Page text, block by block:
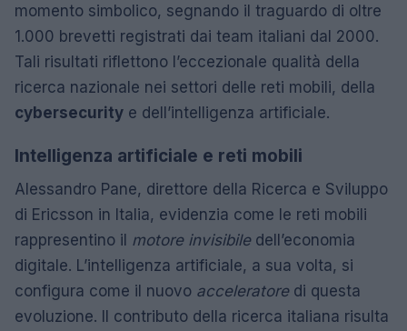
momento simbolico, segnando il traguardo di oltre
1.000 brevetti registrati dai team italiani dal 2000.
Tali risultati riflettono l’eccezionale qualità della
ricerca nazionale nei settori delle reti mobili, della
cybersecurity e dell’intelligenza artificiale.
Intelligenza artificiale e reti mobili
Alessandro Pane, direttore della Ricerca e Sviluppo
di Ericsson in Italia, evidenzia come le reti mobili
rappresentino il motore invisibiledell’economia
digitale. L’intelligenza artificiale, a sua volta, si
configura come il nuovo acceleratoredi questa
evoluzione. Il contributo della ricerca italiana risulta